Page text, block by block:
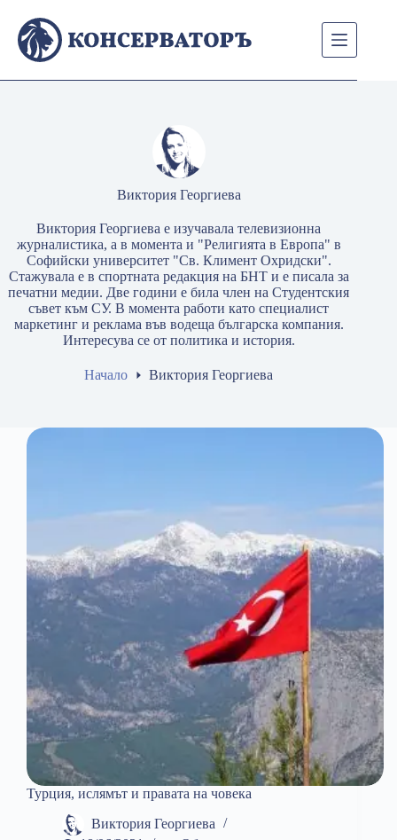
content
Виктория Георгиева
Виктория Георгиева е изучавала телевизионна
журналистика, а в момента и "Религията в Европа" в
Софийски университет "Св. Климент Охридски".
Стажувала е в спортната редакция на БНТ и е писала за
печатни медии. Две години е била член на Студентския
съвет към СУ. В момента работи като специалист
маркетинг и реклама във водеща българска компания.
Интересува се от политика и история.
Начало Виктория Георгиева
Турция, ислямът и правата на човека
Виктория Георгиева